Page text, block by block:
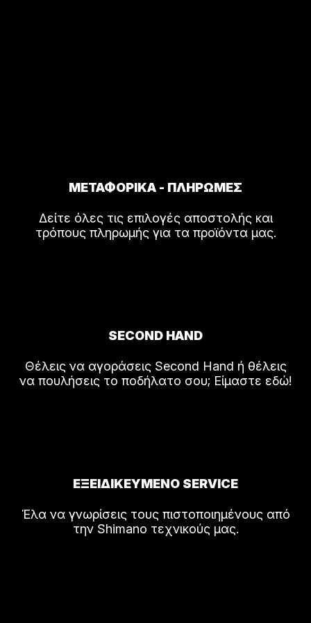
ΜΕΤΑΦΟΡΙΚΑ - ΠΛΗΡΩΜΕΣ
Δείτε όλες τις επιλογές αποστολής και
τρόπους πληρωμής για τα προϊόντα μας.
SECOND HAND
Θέλεις να αγοράσεις Second Hand ή θέλεις
να πουλήσεις το ποδήλατο σου; Είμαστε εδώ!
ΕΞΕΙΔΙΚΕΥΜΕΝΟ SERVICE
Έλα να γνωρίσεις τους πιστοποιημένους από
την Shimano τεχνικούς μας.